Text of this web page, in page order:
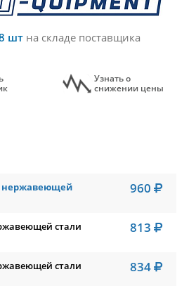
шт на складе поставщика
Узнать о
снижении цены
нержавеющей
960
стали
813
стали
834